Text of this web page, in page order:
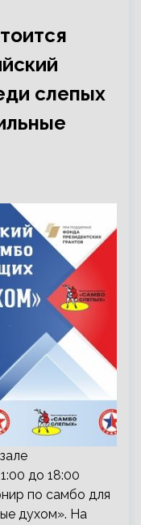
слепых
до 18:00
по самбо для
духом». На